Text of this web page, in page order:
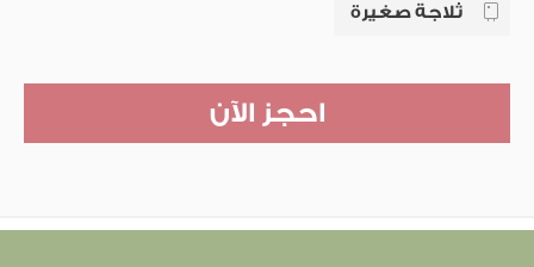
التحكم في درجة حرارته للاستمتاع بالسباحة طوال العام.
احصل على شبكة واي فاي باتصالٍ فائق السرعة
احصل على الشاي والقهوة بالطريقة التي تحبها
دش الاستحمام المطري
ثلاجة صغيرة
احجز الآن